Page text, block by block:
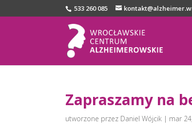
533 260 085
Zapraszamy na
utworzone przez Daniel Wójcik | mar